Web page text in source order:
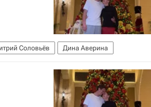
Соловьёв Дина Аверина